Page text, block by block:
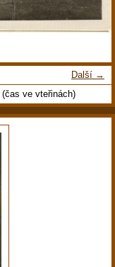
Další →
(čas ve vteřinách)